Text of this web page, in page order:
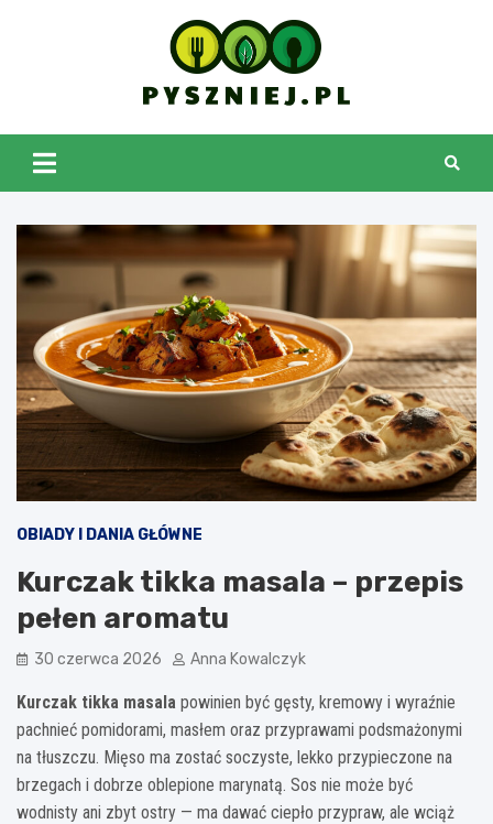
pyszniej.pl
OBIADY I DANIA GŁÓWNE
Kurczak tikka masala – przepis
pełen aromatu
30 czerwca 2026 Anna Kowalczyk
Kurczak tikka masala powinien być gęsty, kremowy i wyraźnie
pachnieć pomidorami, masłem oraz przyprawami podsmażonymi
na tłuszczu. Mięso ma zostać soczyste, lekko przypieczone na
brzegach i dobrze oblepione marynatą. Sos nie może być
wodnisty ani zbyt ostry — ma dawać ciepło przypraw, ale wciąż